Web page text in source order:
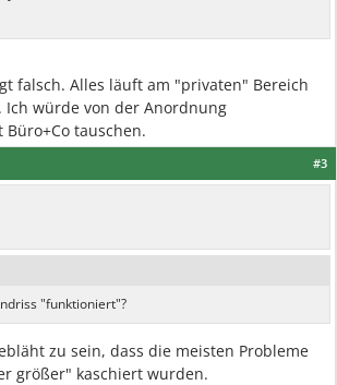
falsch. Alles läuft am "privaten" Bereich
Ich würde von der Anordnung
tauschen.
#3
"funktioniert"?
zu sein, dass die meisten Probleme
größer" kaschiert wurden.